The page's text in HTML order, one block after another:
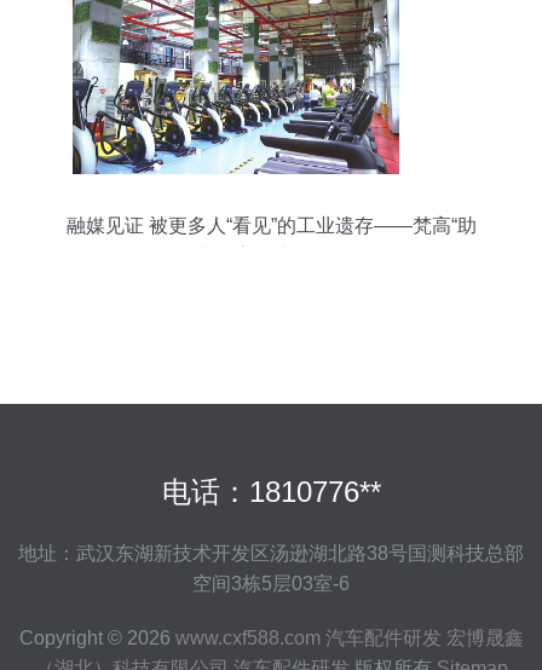
融媒见证 被更多人“看见”的工业遗存——梵高“助
电话：1810776**
地址：武汉东湖新技术开发区汤逊湖北路38号国测科技总部
空间3栋5层03室-6
Copyright © 2026 www.cxf588.com 汽车配件研发 宏博晟鑫